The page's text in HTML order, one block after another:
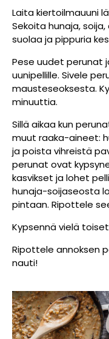
Laita kiertoilmauuni
Sekoita hunaja,
suolaa ja pippuria
Pese uudet perunat
uunipellille. Sivele
mausteseoksesta.
minuuttia.
Sillä aikaa kun
muut raaka-aineet:
ja poista vihreistä
perunat ovat
kasvikset ja lohet
hunaja-soijaseosta
pintaan. Ripottele
Kypsennä vielä
Ripottele annoksen
nauti!